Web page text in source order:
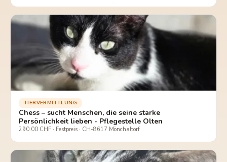
TIERVERMITTLUNG
Chess – sucht Menschen, die seine starke
Persönlichkeit lieben - Pflegestelle Olten
290.00 CHF · Festpreis · CH-8617 Mönchaltorf